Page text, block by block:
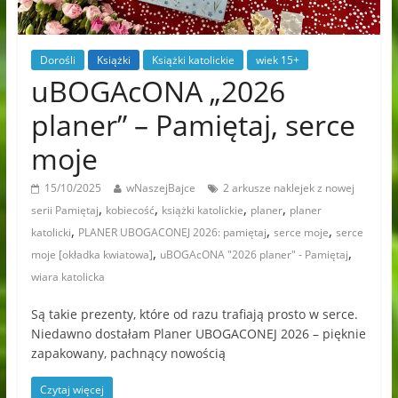
Dorośli Książki Książki katolickie wiek 15+
uBOGAcONA „2026
planer” – Pamiętaj, serce
moje
15/10/2025 wNaszejBajce
2 arkusze naklejek z nowej
serii Pamiętaj, kobiecość, książki katolickie, planer, planer
katolicki, PLANER UBOGACONEJ 2026: pamiętaj, serce moje, serce
moje [okładka kwiatowa], uBOGAcONA "2026 planer" - Pamiętaj,
wiara katolicka
Są takie prezenty, które od razu trafiają prosto w serce.
Niedawno dostałam Planer UBOGACONEJ 2026 – pięknie
zapakowany, pachnący nowością
Czytaj więcej